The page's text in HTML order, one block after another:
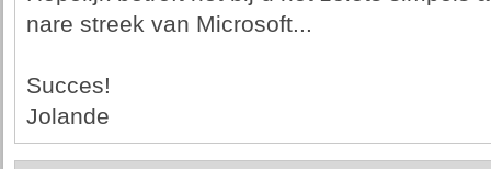
nare streek van Microsoft...
Succes!
Jolande